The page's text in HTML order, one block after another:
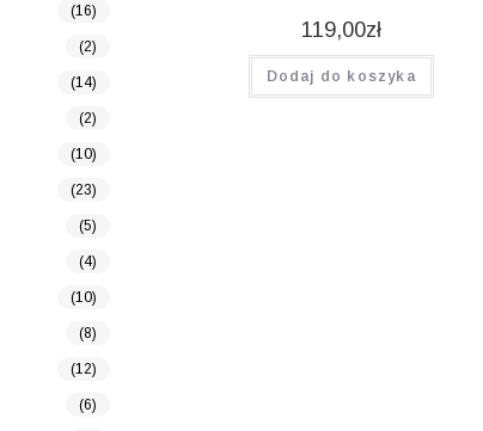
119,00zł
Dodaj do koszyka
(16)
(2)
(14)
(2)
(10)
(23)
(5)
(4)
(10)
(8)
(12)
(6)